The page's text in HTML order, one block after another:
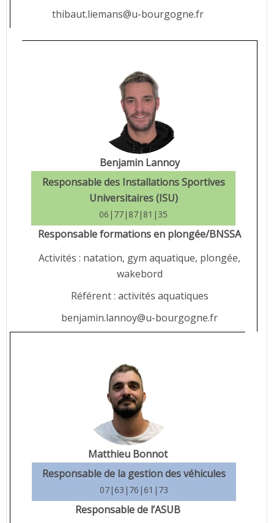
thibaut.liemans@u-bourgogne.fr
Benjamin Lannoy
Responsable des Installations Sportives
Universitaires (ISU)
06|77|87|81|35
Responsable formations en plongée/BNSSA
Activités : natation, gym aquatique, plongée,
wakebord
Référent : activités aquatiques
benjamin.lannoy@u-bourgogne.fr
Matthieu Bonnot
Responsable de la gestion des véhicules
07|63|76|61|73
Responsable de l’ASUB